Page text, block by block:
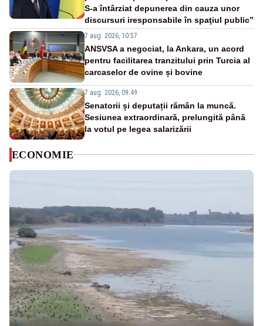
S-a întârziat depunerea din cauza unor
discursuri iresponsabile în spaţiul public”
7 aug. 2026, 10:57
ANSVSA a negociat, la Ankara, un acord
pentru facilitarea tranzitului prin Turcia al
carcaselor de ovine și bovine
7 aug. 2026, 09:49
Senatorii și deputații rămân la muncă.
Sesiunea extraordinară, prelungită până
la votul pe legea salarizării
ECONOMIE